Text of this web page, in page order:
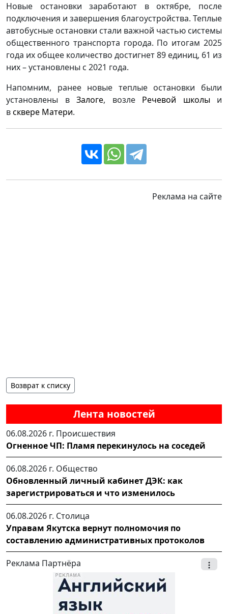
Лента новостей
06.08.2026 г. Происшествия
Огненное ЧП: Пламя перекинулось на соседей
06.08.2026 г. Общество
Обновленный личный кабинет ДЭК: как
зарегистрироваться и что изменилось
06.08.2026 г. Столица
Управам Якутска вернут полномочия по
составлению административных протоколов
Реклама Партнёра
Новые остановки заработают в октябре, после
подключения и завершения благоустройства. Теплые
автобусные остановки стали важной частью системы
общественного транспорта города. По итогам 2025
года их общее количество достигнет 89 единиц, 61 из
них – установлены с 2021 года.
Напомним, ранее новые теплые остановки были
установлены вЗалоге, возле Речевой школыи
всквере Матери.
Реклама на сайте
Возврат к списку